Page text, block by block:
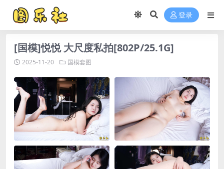
登录
[国模]悦悦 大尺度私拍[802P/25.1G]
2025-11-20 国模套图